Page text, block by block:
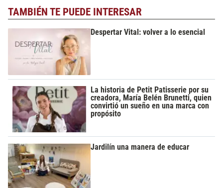
TAMBIÉN TE PUEDE INTERESAR
Despertar Vital: volver a lo esencial
La historia de Petit Patisserie por su
creadora, María Belén Brunetti, quien
convirtió un sueño en una marca con
propósito
Jardilín una manera de educar